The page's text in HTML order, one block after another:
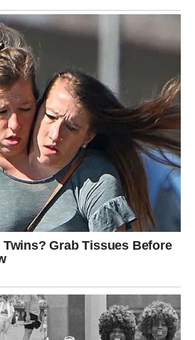
se stvari same promijeniti.
poručuju da dolazi vrijeme kada
za čekanje.
osobu kojoj je vjerovala.
je obećavao mnogo više nego što
je već dugo unosila nemir u njen